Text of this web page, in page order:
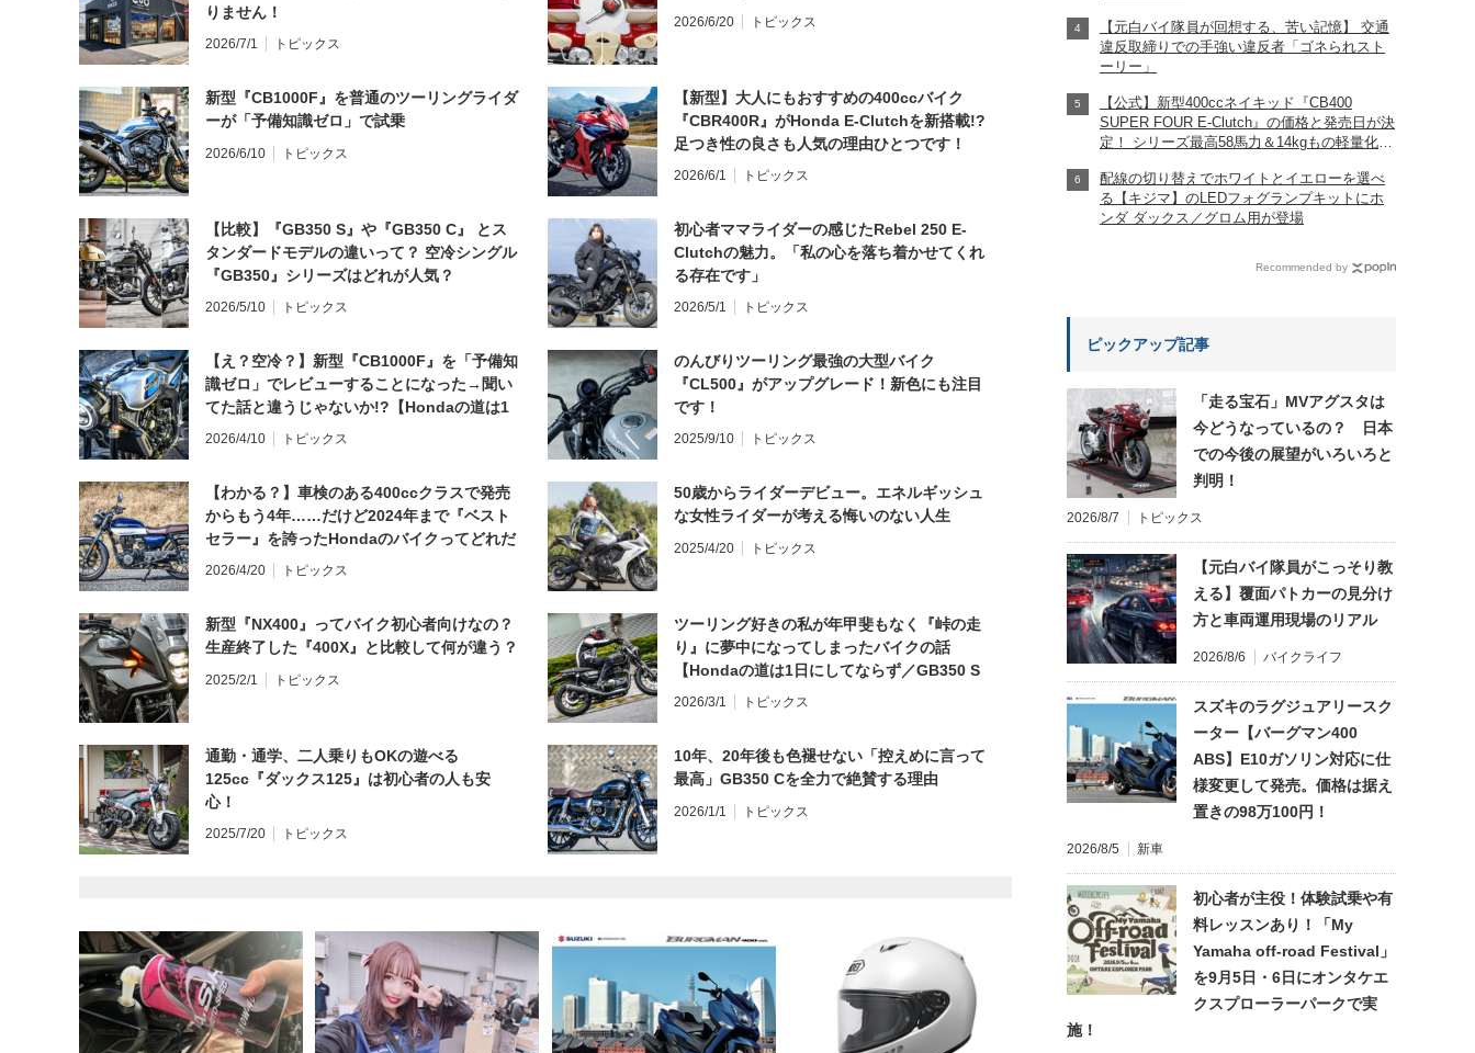
りません！
2026/7/1 トピックス
2026/6/20 トピックス
新型『CB1000F』を普通のツーリングライダ
ーが「予備知識ゼロ」で試乗
2026/6/10 トピックス
【新型】大人にもおすすめの400ccバイク
『CBR400R』がHonda E-Clutchを新搭載!?
足つき性の良さも人気の理由ひとつです！
2026/6/1 トピックス
【比較】『GB350 S』や『GB350 C』 とス
タンダードモデルの違いって？ 空冷シングル
『GB350』シリーズはどれが人気？
2026/5/10 トピックス
初心者ママライダーの感じたRebel 250 E-
Clutchの魅力。「私の心を落ち着かせてくれ
る存在です」
2026/5/1 トピックス
【え？空冷？】新型『CB1000F』を「予備知
識ゼロ」でレビューすることになった→聞い
てた話と違うじゃないか!?【Hondaの道は1
日にしてならず／CB1000F ①第一印象 編】
2026/4/10 トピックス
のんびりツーリング最強の大型バイク
『CL500』がアップグレード！新色にも注目
です！
2025/9/10 トピックス
【わかる？】車検のある400ccクラスで発売
からもう4年……だけど2024年まで『ベスト
セラー』を誇ったHondaのバイクってどれだ
と思う？
2026/4/20 トピックス
50歳からライダーデビュー。エネルギッシュ
な女性ライダーが考える悔いのない人生
2025/4/20 トピックス
新型『NX400』ってバイク初心者向けなの？
生産終了した『400X』と比較して何が違う？
2025/2/1 トピックス
ツーリング好きの私が年甲斐もなく『峠の走
り』に夢中になってしまったバイクの話
【Hondaの道は1日にしてならず／GB350 S
インプレ・レビュー 前編】
2026/3/1 トピックス
通勤・通学、二人乗りもOKの遊べる
125cc『ダックス125』は初心者の人も安
心！
2025/7/20 トピックス
10年、20年後も色褪せない「控えめに言って
最高」GB350 Cを全力で絶賛する理由
2026/1/1 トピックス
【元白バイ隊員が回想する、苦い記憶】 交通
違反取締りでの手強い違反者「ゴネられスト
ーリー」
【公式】新型400ccネイキッド『CB400
SUPER FOUR E-Clutch』の価格と発売日が決
定！ シリーズ最高58馬力＆14kgもの軽量化!?
【Honda2026新車ニュース】
配線の切り替えでホワイトとイエローを選べ
る【キジマ】のLEDフォグランプキットにホ
ンダ ダックス／グロム用が登場
Recommended by
ピックアップ記事
「走る宝石」MVアグスタは
今どうなっているの？ 日本
での今後の展望がいろいろと
判明！
2026/8/7 トピックス
【元白バイ隊員がこっそり教
える】覆面パトカーの見分け
方と車両運用現場のリアル
2026/8/6 バイクライフ
スズキのラグジュアリースク
ーター【バーグマン400
ABS】E10ガソリン対応に仕
様変更して発売。価格は据え
置きの98万100円！
2026/8/5 新車
初心者が主役！体験試乗や有
料レッスンあり！「My
Yamaha off-road Festival」
を9月5日・6日にオンタケエ
クスプローラーパークで実
施！